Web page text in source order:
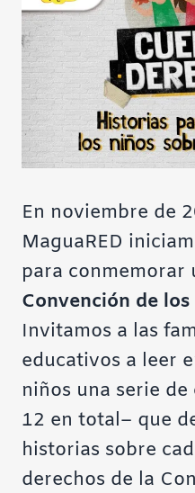
En noviembre de
MaguaRED
para conmemorar
Convención de
Invitamos a las
educativos a leer
niños una serie
12 en total– que
historias sobre
derechos de la